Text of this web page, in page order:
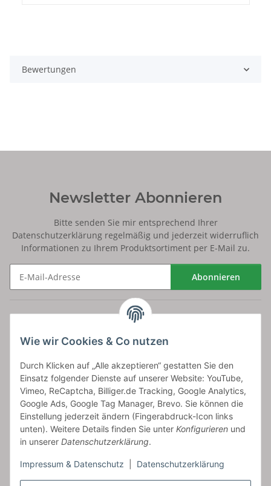
Wie wir Cookies & Co nutzen
Durch Klicken auf „Alle akzeptieren“ gestatten Sie den
Einsatz folgender Dienste auf unserer Website: YouTube,
Vimeo, ReCaptcha, Billiger.de Tracking, Google Analytics,
Google Ads, Google Tag Manager, Brevo. Sie können die
Einstellung jederzeit ändern (Fingerabdruck-Icon links
unten). Weitere Details finden Sie unter Konfigurieren und
in unserer Datenschutzerklärung.
Impressum & Datenschutz Datenschutzerklärung
Bewertungen
Newsletter Abonnieren
Bitte senden Sie mir entsprechend Ihrer
Datenschutzerklärung regelmäßig und jederzeit widerruflich
Informationen zu Ihrem Produktsortiment per E-Mail zu.
Abonnieren
Artikelinformationen
Frieslandstr. 44 | 26446 Reepsholt
Fon 04468-9479855-0 | Fax -9